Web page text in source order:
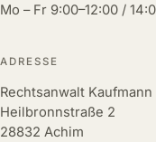
Mo – Fr 9:00–12:00 /
ADRESSE
Rechtsanwalt Kaufmann
Heilbronnstraße 2
28832 Achim